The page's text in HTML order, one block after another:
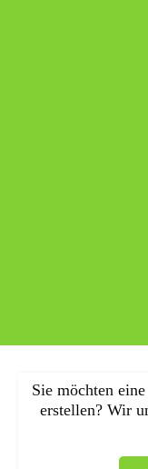
Sie möchten
erstellen? Wir